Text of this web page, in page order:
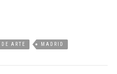
ARTE MADRID